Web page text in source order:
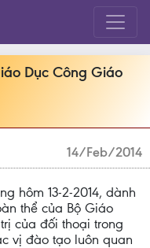
Dục Công Giáo
14/Feb/2014
hôm 13-2-2014, dành
thể của Bộ Giáo
của đối thoại trong
vị đào tạo luôn quan